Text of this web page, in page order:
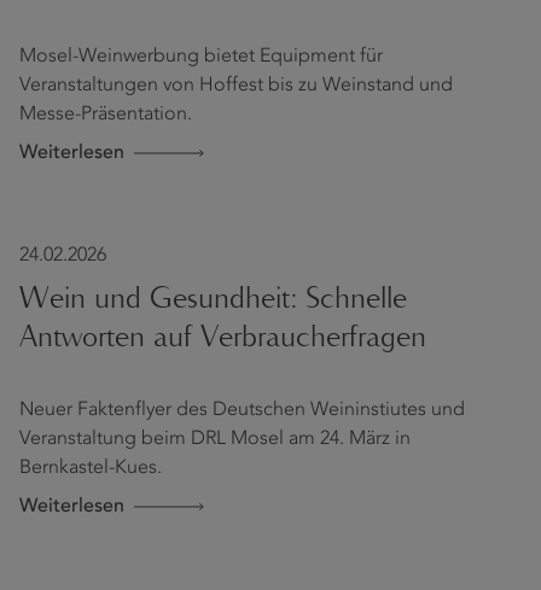
Mosel-Weinwerbung bietet Equipment für
Veranstaltungen von Hoffest bis zu Weinstand und
Messe-Präsentation.
Weiterlesen
24.02.2026
Wein und Gesundheit: Schnelle
Antworten auf Verbraucherfragen
Neuer Faktenflyer des Deutschen Weininstiutes und
Veranstaltung beim DRL Mosel am 24. März in
Bernkastel-Kues.
Weiterlesen